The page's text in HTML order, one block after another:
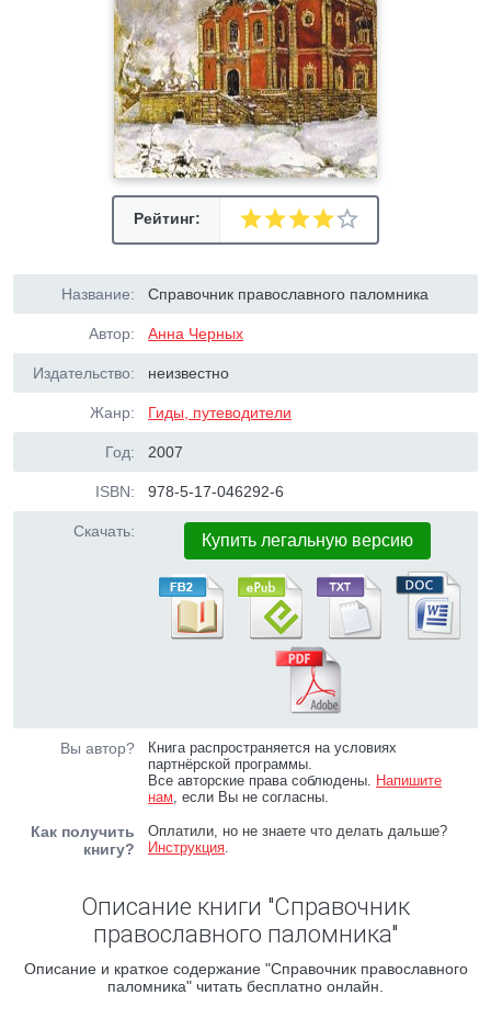
Рейтинг:
Название: Справочник православного паломника
Автор: Анна Черных
Издательство: неизвестно
Жанр: Гиды, путеводители
Год: 2007
ISBN: 978-5-17-046292-6
Скачать: Купить легальную версию
Вы автор?
Книга распространяется на условиях
партнёрской программы.
Все авторские права соблюдены. Напишите
нам, если Вы не согласны.
Как получить
книгу?
Оплатили, но не знаете что делать дальше?
Инструкция.
Описание книги "Справочник
православного паломника"
Описание и краткое содержание "Справочник православного
паломника" читать бесплатно онлайн.